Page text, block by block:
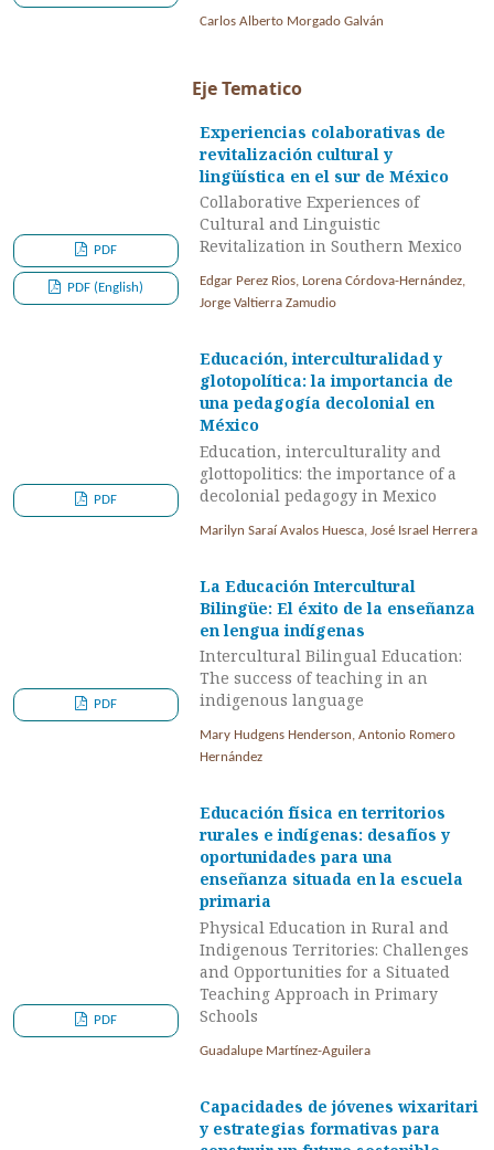
Carlos Alberto Morgado Galván
Eje Tematico
Experiencias colaborativas de
revitalización cultural y
lingüística en el sur de México
Collaborative Experiences of
Cultural and Linguistic
Revitalization in Southern Mexico
Edgar Perez Rios, Lorena Córdova-Hernández,
Jorge Valtierra Zamudio
PDF
PDF (English)
Educación, interculturalidad y
glotopolítica: la importancia de
una pedagogía decolonial en
México
Education, interculturality and
glottopolitics: the importance of a
decolonial pedagogy in Mexico
Marilyn Saraí Avalos Huesca, José Israel Herrera
PDF
La Educación Intercultural
Bilingüe: El éxito de la enseñanza
en lengua indígenas
Intercultural Bilingual Education:
The success of teaching in an
indigenous language
Mary Hudgens Henderson, Antonio Romero
Hernández
PDF
Educación física en territorios
rurales e indígenas: desafíos y
oportunidades para una
enseñanza situada en la escuela
primaria
Physical Education in Rural and
Indigenous Territories: Challenges
and Opportunities for a Situated
Teaching Approach in Primary
Schools
Guadalupe Martínez-Aguilera
PDF
Capacidades de jóvenes wixaritari
y estrategias formativas para